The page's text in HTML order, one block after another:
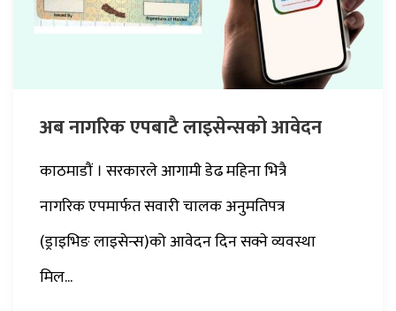
अब नागरिक एपबाटै लाइसेन्सको आवेदन
काठमाडौं । सरकारले आगामी डेढ महिना भित्रै
नागरिक एपमार्फत सवारी चालक अनुमतिपत्र
(ड्राइभिङ लाइसेन्स)को आवेदन दिन सक्ने व्यवस्था
मिल...